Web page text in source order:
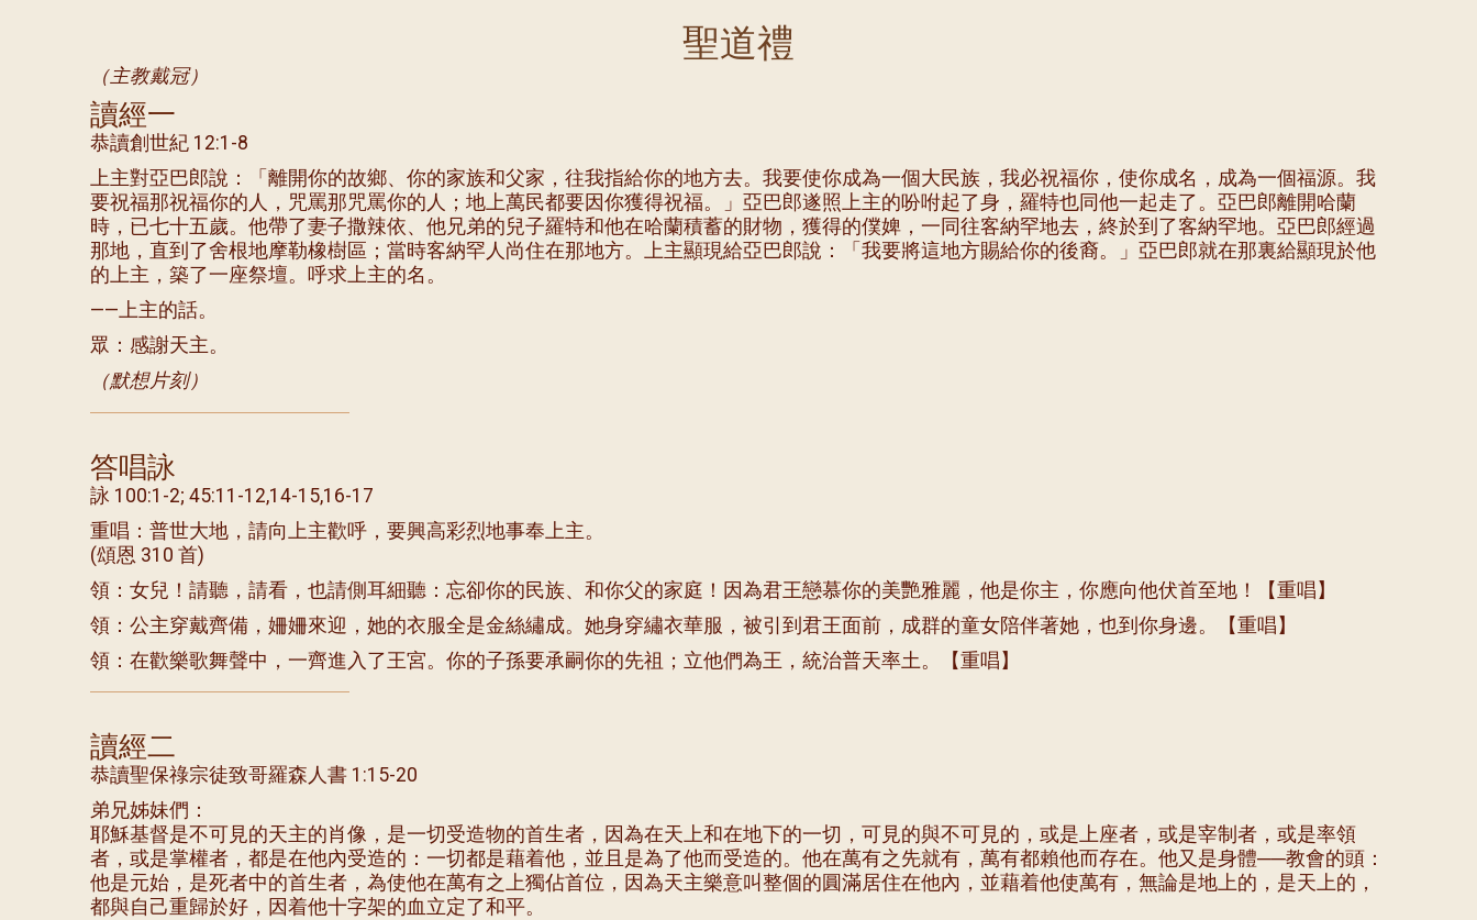
聖道禮
（主教戴冠）
讀經一
恭讀創世紀 12:1-8
上主對亞巴郎說：「離開你的故鄉、你的家族和父家，往我指給你的地方去。我要使你成為一個大民族，我必祝福你，使你成名，成為一個福源。我
要祝福那祝福你的人，咒罵那咒罵你的人；地上萬民都要因你獲得祝福。」亞巴郎遂照上主的吩咐起了身，羅特也同他一起走了。亞巴郎離開哈蘭
時，已七十五歲。他帶了妻子撒辣依、他兄弟的兒子羅特和他在哈蘭積蓄的財物，獲得的僕婢，一同往客納罕地去，終於到了客納罕地。亞巴郎經過
那地，直到了舍根地摩勒橡樹區；當時客納罕人尚住在那地方。上主顯現給亞巴郎說：「我要將這地方賜給你的後裔。」亞巴郎就在那裏給顯現於他
的上主，築了一座祭壇。呼求上主的名。
——上主的話。
眾：感謝天主。
（默想片刻）
答唱詠
詠 100:1-2; 45:11-12,14-15,16-17
重唱：普世大地，請向上主歡呼，要興高彩烈地事奉上主。
(頌恩 310 首)
領：女兒！請聽，請看，也請側耳細聽：忘卻你的民族、和你父的家庭！因為君王戀慕你的美艷雅麗，他是你主，你應向他伏首至地！【重唱】
領：公主穿戴齊備，姍姍來迎，她的衣服全是金絲繡成。她身穿繡衣華服，被引到君王面前，成群的童女陪伴著她，也到你身邊。【重唱】
領：在歡樂歌舞聲中，一齊進入了王宮。你的子孫要承嗣你的先祖；立他們為王，統治普天率土。【重唱】
讀經二
恭讀聖保祿宗徒致哥羅森人書 1:15-20
弟兄姊妹們：
耶穌基督是不可見的天主的肖像，是一切受造物的首生者，因為在天上和在地下的一切，可見的與不可見的，或是上座者，或是宰制者，或是率領
者，或是掌權者，都是在他內受造的：一切都是藉着他，並且是為了他而受造的。他在萬有之先就有，萬有都賴他而存在。他又是身體──教會的頭：
他是元始，是死者中的首生者，為使他在萬有之上獨佔首位，因為天主樂意叫整個的圓滿居住在他內，並藉着他使萬有，無論是地上的，是天上的，
都與自己重歸於好，因着他十字架的血立定了和平。